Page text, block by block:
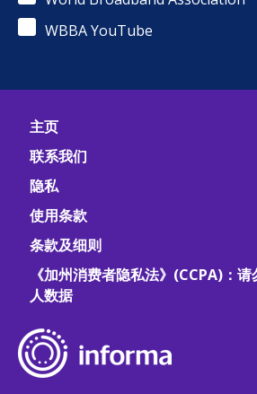
WBBA YouTube
主页
联系我们
隐私
使用条款
条款及细则
《加州消费者隐私法》(CCPA)：
人数据